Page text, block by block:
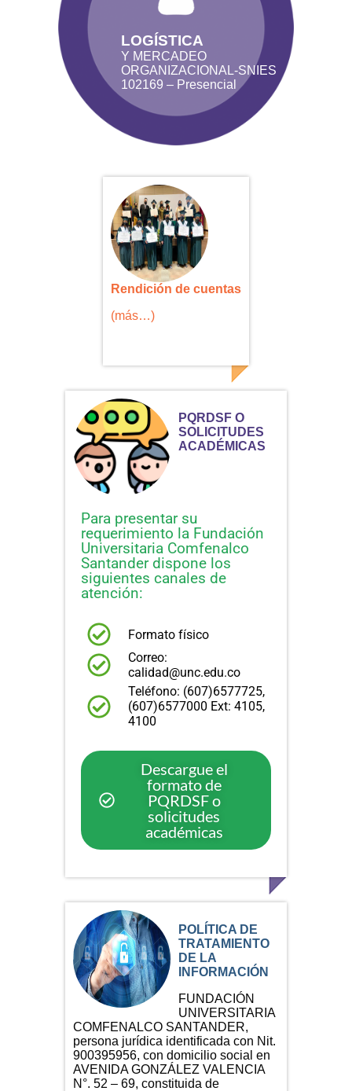
LOGÍSTICA
Y MERCADEO
ORGANIZACIONAL-SNIES
102169 – Presencial
Rendición de cuentas
(más…)
PQRDSF O
SOLICITUDES
ACADÉMICAS
Para presentar su
requerimiento la Fundación
Universitaria Comfenalco
Santander dispone los
siguientes canales de
atención:
Formato físico
Correo:
calidad@unc.edu.co
Teléfono: (607)6577725,
(607)6577000 Ext: 4105,
4100
Descargue el
formato de
PQRDSF o
solicitudes
académicas
POLÍTICA DE
TRATAMIENTO
DE LA
INFORMACIÓN
FUNDACIÓN
UNIVERSITARIA
COMFENALCO SANTANDER,
persona jurídica identificada con Nit.
900395956, con domicilio social en
AVENIDA GONZÁLEZ VALENCIA
N°. 52 – 69, constituida de